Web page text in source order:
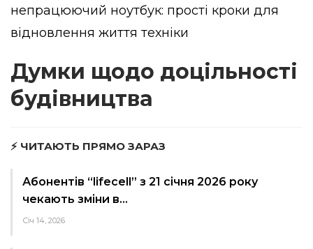
непрацюючий ноутбук: прості кроки для
відновлення життя техніки
Думки щодо доцільності
будівництва
⚡ ЧИТАЮТЬ ПРЯМО ЗАРАЗ
Абонентів “lifecell” з 21 січня 2026 року
чекають зміни в…
Січ 14, 2026